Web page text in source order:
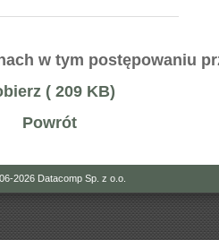
w tym postępowaniu
( 209 KB)
Powrót
2026 Datacomp Sp. z o.o.